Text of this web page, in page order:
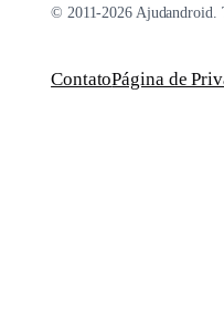
© 2011-2026 Ajudandroid.
ContatoPágina de